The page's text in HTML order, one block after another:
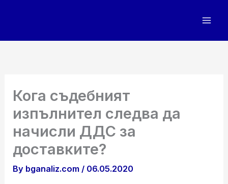
Кога съдебният
изпълнител следва да
начисли ДДС за
доставките?
By bganaliz.com / 06.05.2020